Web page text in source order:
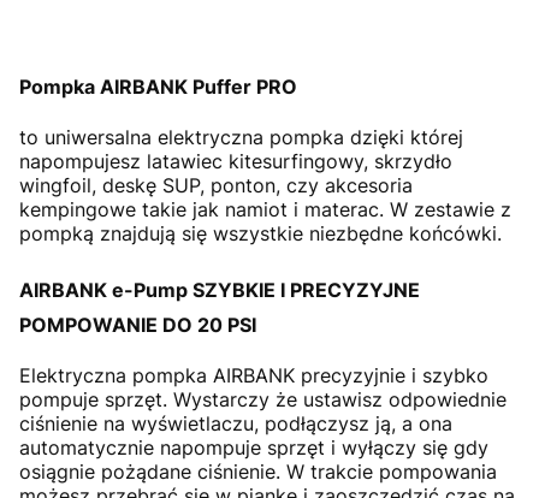
Pompka AIRBANK Puffer PRO
to uniwersalna elektryczna pompka dzięki której
napompujesz latawiec kitesurfingowy, skrzydło
wingfoil, deskę SUP, ponton, czy akcesoria
kempingowe takie jak namiot i materac. W zestawie z
pompką znajdują się wszystkie niezbędne końcówki.
AIRBANK e-Pump SZYBKIE I PRECYZYJNE
POMPOWANIE DO 20 PSI
Elektryczna pompka AIRBANK precyzyjnie i szybko
pompuje sprzęt. Wystarczy że ustawisz odpowiednie
ciśnienie na wyświetlaczu, podłączysz ją, a ona
automatycznie napompuje sprzęt i wyłączy się gdy
osiągnie pożądane ciśnienie. W trakcie pompowania